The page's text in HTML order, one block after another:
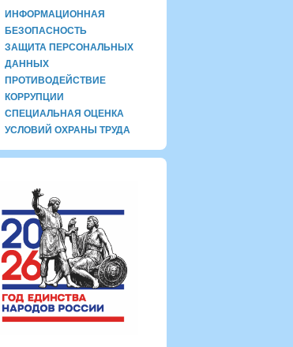
ИНФОРМАЦИОННАЯ
БЕЗОПАСНОСТЬ
ЗАЩИТА ПЕРСОНАЛЬНЫХ
ДАННЫХ
ПРОТИВОДЕЙСТВИЕ
КОРРУПЦИИ
СПЕЦИАЛЬНАЯ ОЦЕНКА
УСЛОВИЙ ОХРАНЫ ТРУДА